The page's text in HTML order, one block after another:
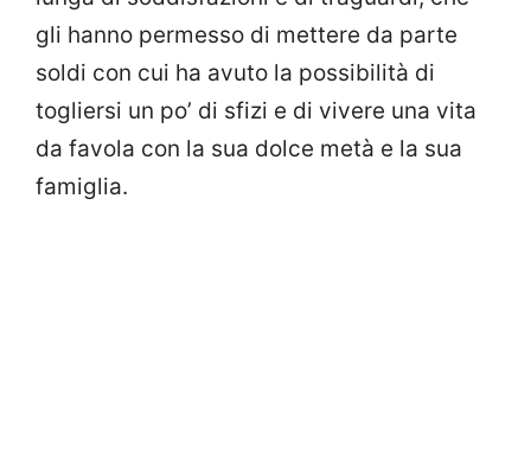
gli hanno permesso di mettere da parte
soldi con cui ha avuto la possibilità di
togliersi un po’ di sfizi e di vivere una vita
da favola con la sua dolce metà e la sua
famiglia.